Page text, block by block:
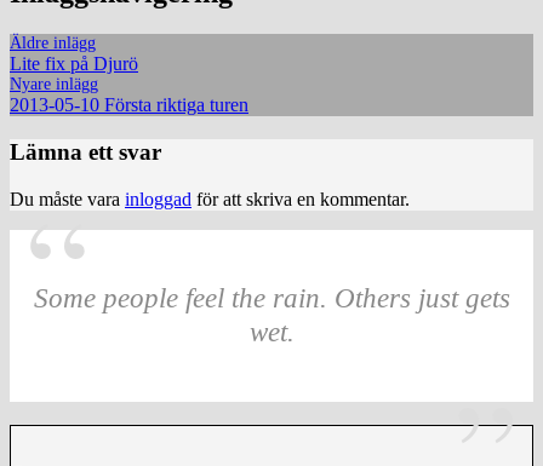
Äldre inlägg
Lite fix på Djurö
Nyare inlägg
2013-05-10 Första riktiga turen
Lämna ett svar
Du måste vara inloggad för att skriva en kommentar.
Some people feel the rain. Others just gets
wet.